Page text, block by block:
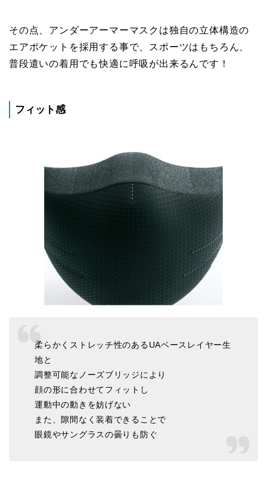
その点、アンダーアーマーマスクは独自の立体構造の
エアポケットを採用する事で、スポーツはもちろん、
普段遣いの着用でも快適に呼吸が出来るんです！
フィット感
柔らかくストレッチ性のあるUAベースレイヤー生
地と
調整可能なノーズブリッジにより
顔の形に合わせてフィットし
運動中の動きを妨げない
また、隙間なく装着できることで
眼鏡やサングラスの曇りも防ぐ